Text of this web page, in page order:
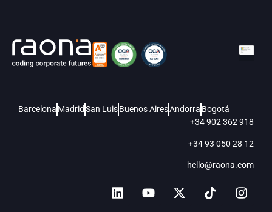
Barcelona MadridSan LuisBuenos AiresAndorra Bogotá
+34 902 362 918
+34 93 050 28 12
hello@raona.com